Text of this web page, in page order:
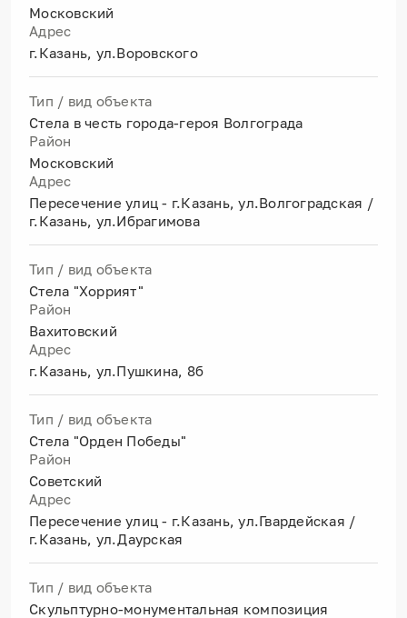
Московский
Адрес
г.Казань, ул.Воровского
Тип / вид объекта
Стела в честь города-героя Волгограда
Район
Московский
Адрес
Пересечение улиц - г.Казань, ул.Волгоградская /
г.Казань, ул.Ибрагимова
Тип / вид объекта
Стела "Хоррият"
Район
Вахитовский
Адрес
г.Казань, ул.Пушкина, 8б
Тип / вид объекта
Стела "Орден Победы"
Район
Советский
Адрес
Пересечение улиц - г.Казань, ул.Гвардейская /
г.Казань, ул.Даурская
Тип / вид объекта
Скульптурно-монументальная композиция